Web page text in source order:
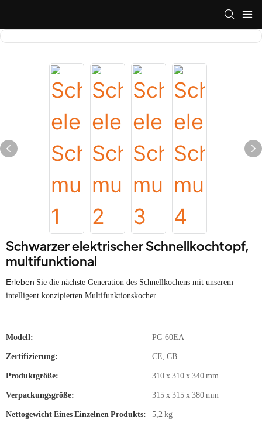
Schwarzer elektrischer Schnellkochtopf,
multifunktional
Erleben Sie die nächste Generation des Schnellkochens mit unserem
intelligent konzipierten Multifunktionskocher.
Modell: PC-60EA
Zertifizierung: CE, CB
Produktgröße: 310 x 310 x 340 mm
Verpackungsgröße: 315 x 315 x 380 mm
Nettogewicht Eines Einzelnen Produkts: 5,2 kg